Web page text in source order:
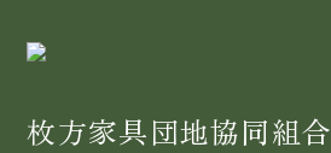
枚方家具団地協同組合